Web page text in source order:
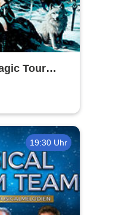
Tour
19:30 Uhr